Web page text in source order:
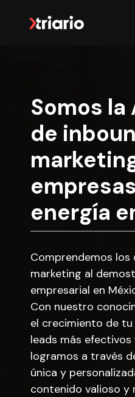
Somos la
de
energía
Comprendemos los
marketing al
empresarial en
Con nuestro
el crecimiento de
leads más
logramos a través
única y
contenido valioso y